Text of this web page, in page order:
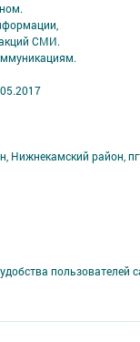
СМИ.
Нижнекамский район,
пользователей